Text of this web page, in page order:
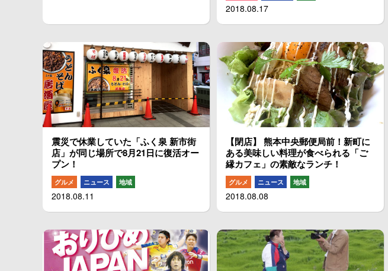
2018.08.17
震災で休業していた「ふく泉 新市街
店」が同じ場所で8月21日に復活オー
プン！
グルメ ニュース 地域
2018.08.11
【閉店】 熊本中央郵便局前！新町に
ある美味しい料理が食べられる「ご
縁カフェ」の素敵なランチ！
グルメ ニュース 地域
2018.08.08